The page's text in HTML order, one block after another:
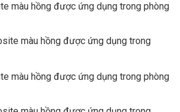
màu hồng được ứng dụng trong phòng
màu hồng được ứng dụng trong phòng